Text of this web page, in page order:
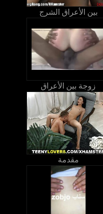
بين الأعراق الشرج
زوجة بين الأعراق
مقدمة